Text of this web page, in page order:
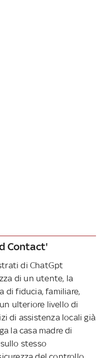
Contact'
di ChatGpt
di un utente, la
di fiducia, familiare,
ulteriore livello di
di assistenza locali già
la casa madre di
stesso